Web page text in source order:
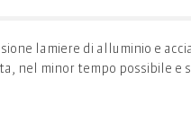
lamiere di alluminio e
nel minor tempo possibile e